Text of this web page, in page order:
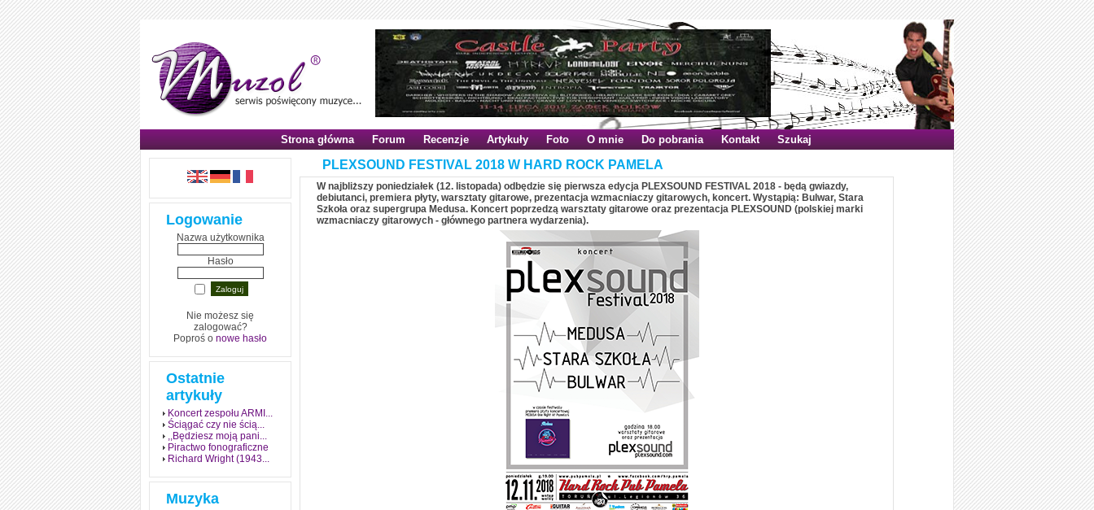
Strona główna Forum Recenzje Artykuły Foto O mnie Do pobrania Kontakt Szukaj
Logowanie
Nazwa użytkownika
Hasło
Nie możesz się
zalogować?
Poproś o nowe hasło
Ostatnie
artykuły
Koncert zespołu ARMI...
Ściągać czy nie ścią...
,,Będziesz moją pani...
Piractwo fonograficzne
Richard Wright (1943...
Muzyka
PLEXSOUND FESTIVAL 2018 W HARD ROCK PAMELA
W najbliższy poniedziałek (12. listopada) odbędzie się pierwsza edycja PLEXSOUND FESTIVAL 2018 - będą gwiazdy,
debiutanci, premiera płyty, warsztaty gitarowe, prezentacja wzmacniaczy gitarowych, koncert. Wystąpią: Bulwar, Stara
Szkoła oraz supergrupa Medusa. Koncert poprzedzą warsztaty gitarowe oraz prezentacja PLEXSOUND (polskiej marki
wzmacniaczy gitarowych - głównego partnera wydarzenia).